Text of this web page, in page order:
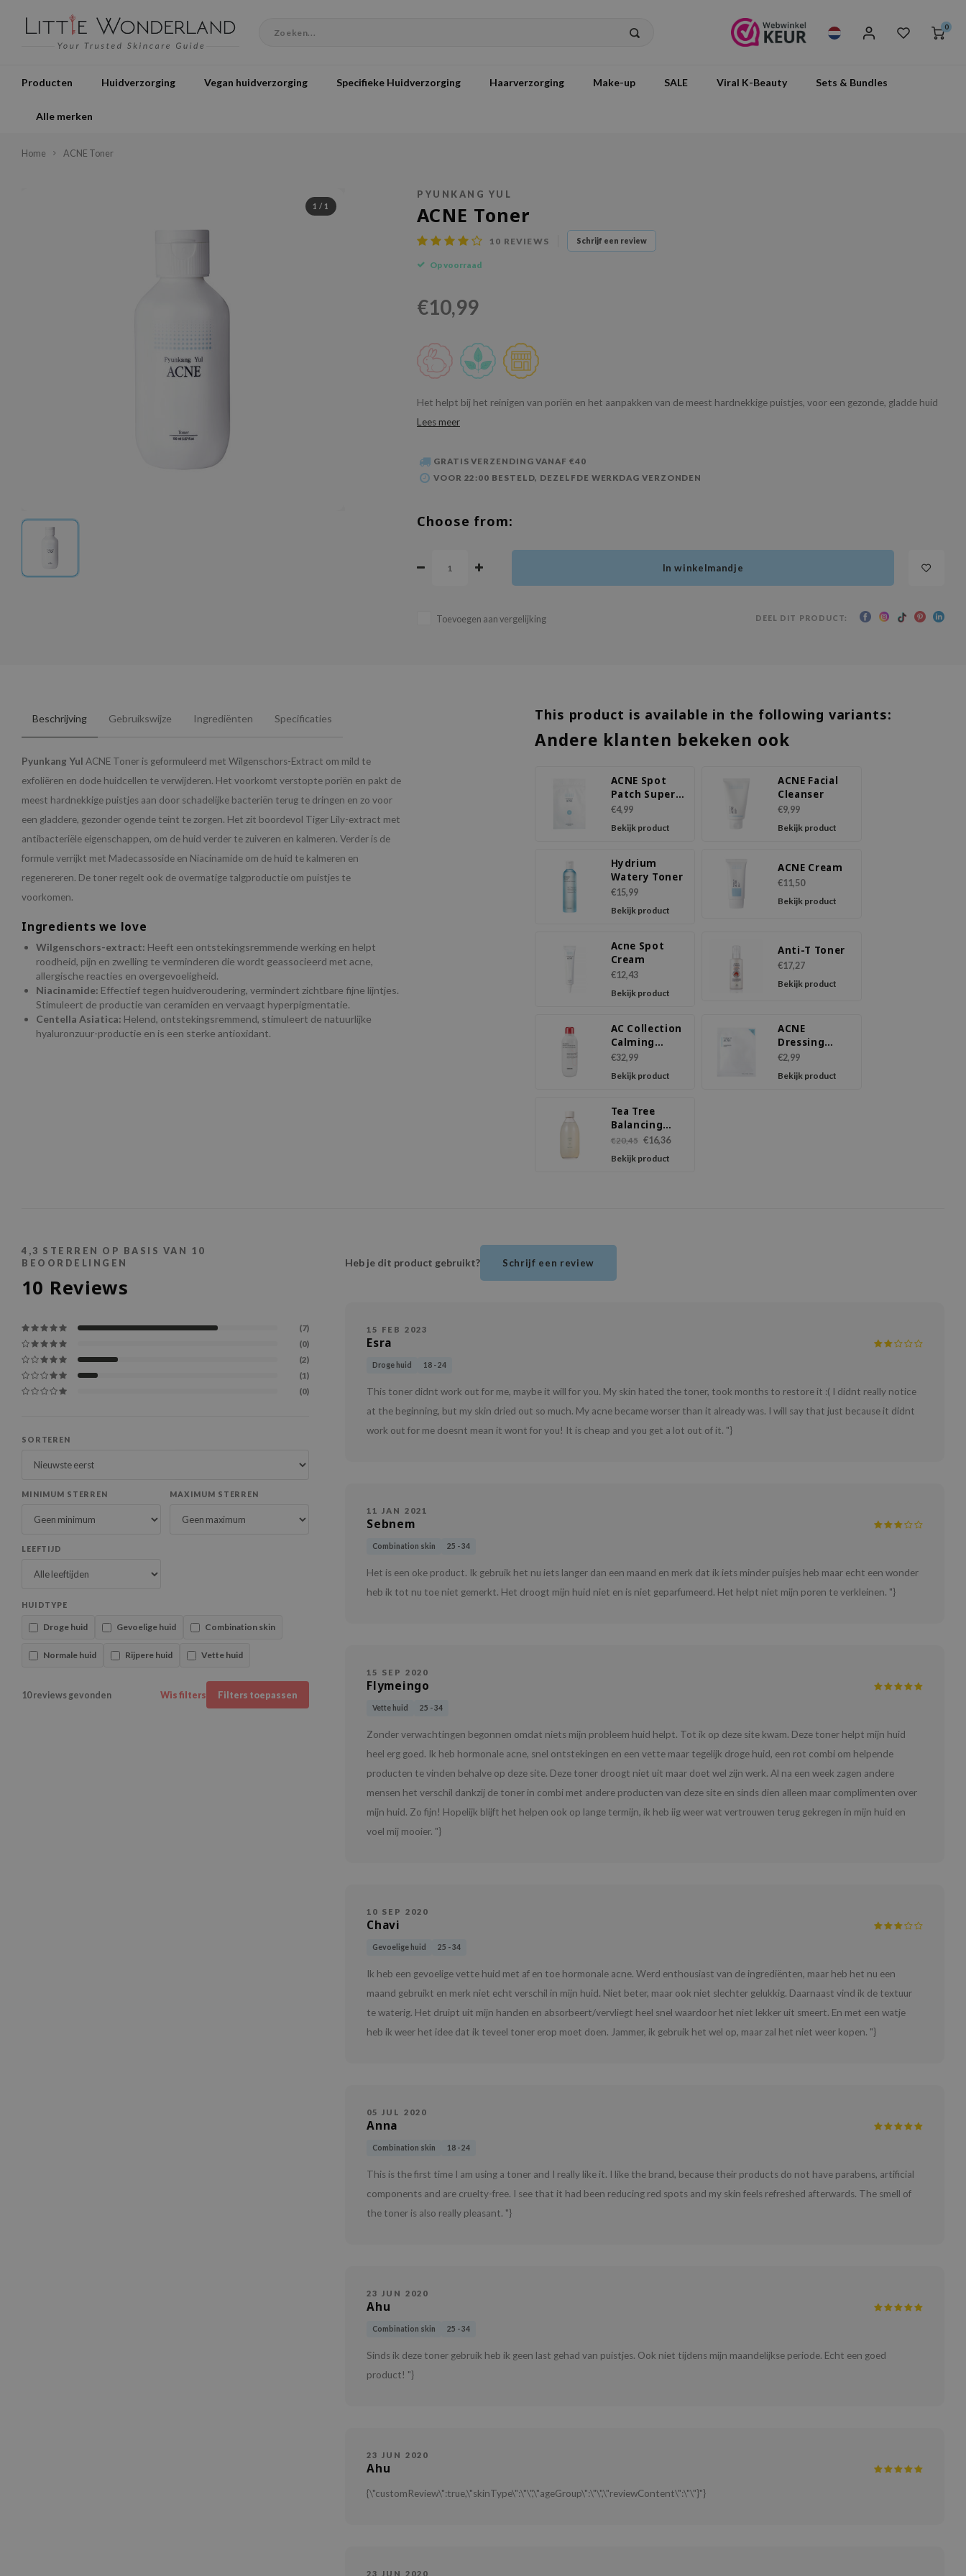
0
Producten Huidverzorging Vegan huidverzorging Specifieke Huidverzorging Haarverzorging Make-up SALE Viral K-Beauty Sets & Bundles
Alle merken
Home ACNE Toner
1 / 1
PYUNKANG YUL
ACNE Toner
10 REVIEWS Schrijf een review
Op voorraad
€10,99
Het helpt bij het reinigen van poriën en het aanpakken van de meest hardnekkige puistjes, voor een gezonde, gladde huid
Lees meer
GRATIS VERZENDING VANAF €40
VOOR 22:00 BESTELD, DEZELFDE WERKDAG VERZONDEN
Choose from:
In winkelmandje
Toevoegen aan vergelijking DEEL DIT PRODUCT:
Beschrijving Gebruikswijze Ingrediënten Specificaties
Pyunkang Yul ACNE Toner is geformuleerd met Wilgenschors-Extract om mild te
exfoliëren en dode huidcellen te verwijderen. Het voorkomt verstopte poriën en pakt de
meest hardnekkige puistjes aan door schadelijke bacteriën terug te dringen en zo voor
een gladdere, gezonder ogende teint te zorgen. Het zit boordevol Tiger Lily-extract met
antibacteriële eigenschappen, om de huid verder te zuiveren en kalmeren. Verder is de
formule verrijkt met Madecassoside en Niacinamide om de huid te kalmeren en
regenereren. De toner regelt ook de overmatige talgproductie om puistjes te
voorkomen.
Ingredients we love
Wilgenschors-extract: Heeft een ontstekingsremmende werking en helpt
roodheid, pijn en zwelling te verminderen die wordt geassocieerd met acne,
allergische reacties en overgevoeligheid.
Niacinamide: Effectief tegen huidveroudering, vermindert zichtbare fijne lijntjes.
Stimuleert de productie van ceramiden en vervaagt hyperpigmentatie.
Centella Asiatica: Helend, ontstekingsremmend, stimuleert de natuurlijke
hyaluronzuur-productie en is een sterke antioxidant.
This product is available in the following variants:
Andere klanten bekeken ook
ACNE Spot
Patch Super
Thin
€4,99
Bekijk product
ACNE Facial
Cleanser
€9,99
Bekijk product
Hydrium
Watery Toner
€15,99
Bekijk product
ACNE Cream
€11,50
Bekijk product
Acne Spot
Cream
€12,43
Bekijk product
Anti-T Toner
€17,27
Bekijk product
AC Collection
Calming
Liquid
Intensive
€32,99
Bekijk product
ACNE
Dressing
Mask Pack
€2,99
Bekijk product
Tea Tree
Balancing
Toner
€20,45 €16,36
Bekijk product
4,3 STERREN OP BASIS VAN 10
BEOORDELINGEN
10 Reviews
(7)
(0)
(2)
(1)
(0)
SORTEREN
MINIMUM STERREN MAXIMUM STERREN
LEEFTIJD
HUIDTYPE
Droge huid Gevoelige huid Combination skin
Normale huid Rijpere huid Vette huid
10 reviews gevonden Wis filters Filters toepassen
Heb je dit product gebruikt? Schrijf een review
15 FEB 2023
Esra
Droge huid 18 - 24
This toner didnt work out for me, maybe it will for you. My skin hated the toner, took months to restore it :( I didnt really notice
at the beginning, but my skin dried out so much. My acne became worser than it already was. I will say that just because it didnt
work out for me doesnt mean it wont for you! It is cheap and you get a lot out of it. "}
11 JAN 2021
Sebnem
Combination skin 25 - 34
Het is een oke product. Ik gebruik het nu iets langer dan een maand en merk dat ik iets minder puisjes heb maar echt een wonder
heb ik tot nu toe niet gemerkt. Het droogt mijn huid niet en is niet geparfumeerd. Het helpt niet mijn poren te verkleinen. "}
15 SEP 2020
Flymeingo
Vette huid 25 - 34
Zonder verwachtingen begonnen omdat niets mijn probleem huid helpt. Tot ik op deze site kwam. Deze toner helpt mijn huid
heel erg goed. Ik heb hormonale acne, snel ontstekingen en een vette maar tegelijk droge huid, een rot combi om helpende
producten te vinden behalve op deze site. Deze toner droogt niet uit maar doet wel zijn werk. Al na een week zagen andere
mensen het verschil dankzij de toner in combi met andere producten van deze site en sinds dien alleen maar complimenten over
mijn huid. Zo fijn! Hopelijk blijft het helpen ook op lange termijn, ik heb iig weer wat vertrouwen terug gekregen in mijn huid en
voel mij mooier. "}
10 SEP 2020
Chavi
Gevoelige huid 25 - 34
Ik heb een gevoelige vette huid met af en toe hormonale acne. Werd enthousiast van de ingrediënten, maar heb het nu een
maand gebruikt en merk niet echt verschil in mijn huid. Niet beter, maar ook niet slechter gelukkig. Daarnaast vind ik de textuur
te waterig. Het druipt uit mijn handen en absorbeert/vervliegt heel snel waardoor het niet lekker uit smeert. En met een watje
heb ik weer het idee dat ik teveel toner erop moet doen. Jammer, ik gebruik het wel op, maar zal het niet weer kopen. "}
05 JUL 2020
Anna
Combination skin 18 - 24
This is the first time I am using a toner and I really like it. I like the brand, because their products do not have parabens, artificial
components and are cruelty-free. I see that it had been reducing red spots and my skin feels refreshed afterwards. The smell of
the toner is also really pleasant. "}
23 JUN 2020
Ahu
Combination skin 25 - 34
Sinds ik deze toner gebruik heb ik geen last gehad van puistjes. Ook niet tijdens mijn maandelijkse periode. Echt een goed
product! "}
23 JUN 2020
Ahu
{\"customReview\":true,\"skinType\":\"\",\"ageGroup\":\"\",\"reviewContent\":\"\"}"}
23 JUN 2020